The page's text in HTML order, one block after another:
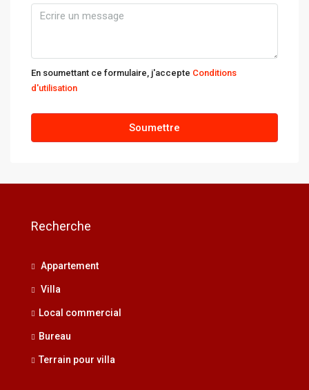
En soumettant ce formulaire, j'accepte Conditions
d'utilisation
Soumettre
Recherche
Appartement
Villa
Local commercial
Bureau
Terrain pour villa